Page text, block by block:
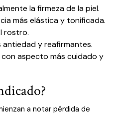
la firmeza de la piel.
más elástica y tonificada.
rostro.
y reafirmantes.
aspecto más cuidado y
a notar pérdida de